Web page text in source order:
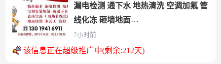
漏电检测 通下水 地热清洗 空调加氟 管
线化冻 砸墙地面
1 专业技术室内外精准漏水...
7小时前
该信息正在超级推广中(剩余:212天)